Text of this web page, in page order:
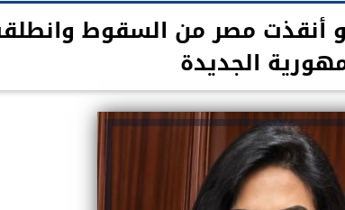
هالة كيرة: : 30 يونيو أنقذت مصر من السقوط
الجديدة
حدث بمستشفيات جامعة
فريق طبي بقسم الأنف
والحنجرة ينجح في
اعلن الدكتور طارق على ، القائم بأعمال
رئيس جامعة بني سويف نجاحاً طبياً
جديد بمستشفيات الجامعة